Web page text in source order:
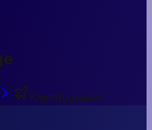
Kleinflughafen